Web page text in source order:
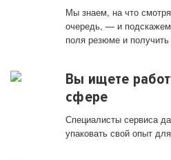
Мы знаем, на что
очередь, — и
поля резюме и
Вы ищете
сфере
Специалисты сервиса
упаковать свой опыт